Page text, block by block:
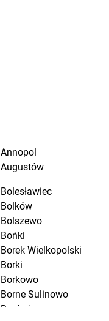
Annopol
Augustów
Bolesławiec
Bolków
Bolszewo
Bońki
Borek Wielkopolski
Borki
Borkowo
Borne Sulinowo
Borówiec